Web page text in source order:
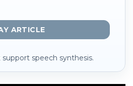
ARTICLE
speech synthesis.